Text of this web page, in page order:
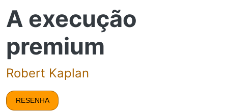
A execução
premium
Robert Kaplan
RESENHA